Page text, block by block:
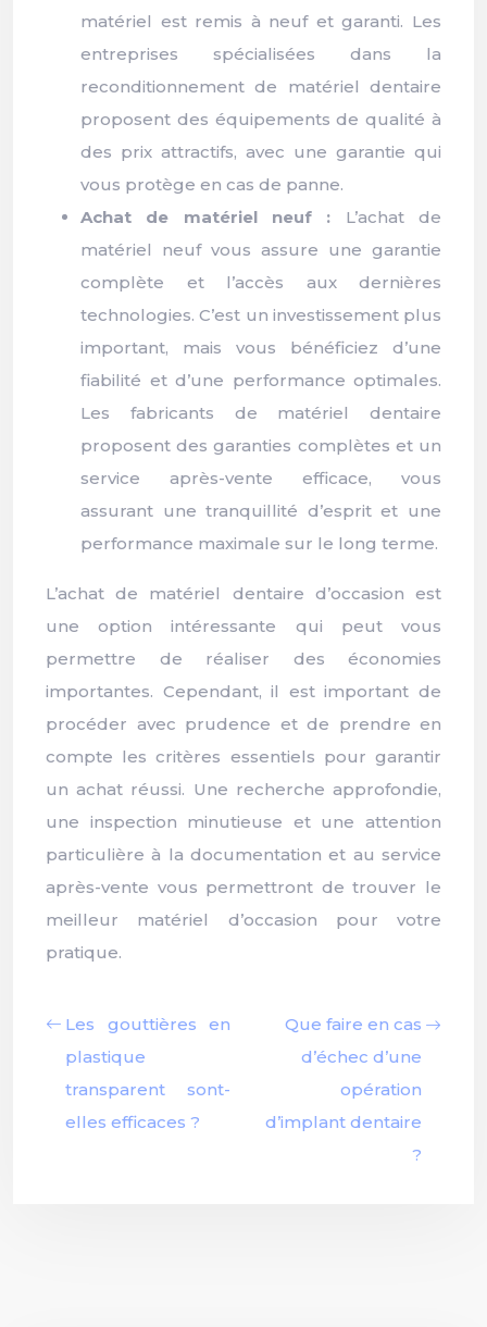
matériel est remis à neuf et garanti. Les
entreprises spécialisées dans la
reconditionnement de matériel dentaire
proposent des équipements de qualité à
des prix attractifs, avec une garantie qui
vous protège en cas de panne.
Achat de matériel neuf : L’achat de
matériel neuf vous assure une garantie
complète et l’accès aux dernières
technologies. C’est un investissement plus
important, mais vous bénéficiez d’une
fiabilité et d’une performance optimales.
Les fabricants de matériel dentaire
proposent des garanties complètes et un
service après-vente efficace, vous
assurant une tranquillité d’esprit et une
performance maximale sur le long terme.
L’achat de matériel dentaire d’occasion est
une option intéressante qui peut vous
permettre de réaliser des économies
importantes. Cependant, il est important de
procéder avec prudence et de prendre en
compte les critères essentiels pour garantir
un achat réussi. Une recherche approfondie,
une inspection minutieuse et une attention
particulière à la documentation et au service
après-vente vous permettront de trouver le
meilleur matériel d’occasion pour votre
pratique.
Les gouttières en
plastique
transparent sont-
elles efficaces ?
Que faire en cas
d’échec d’une
opération
d’implant dentaire
?